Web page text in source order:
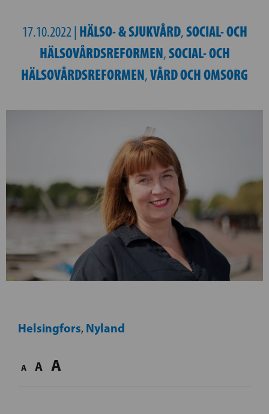
17.10.2022 | HÄLSO- & SJUKVÅRD,SOCIAL- OCH
HÄLSOVÅRDSREFORMEN,SOCIAL- OCH
HÄLSOVÅRDSREFORMEN,VÅRD OCH OMSORG
Helsingfors, Nyland
A A A